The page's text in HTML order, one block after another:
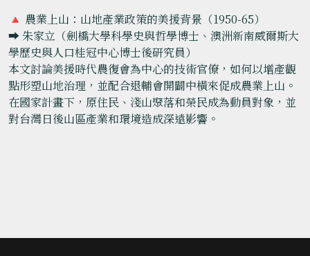
🔺 農業上山：山地產業政策的美援背景（1950-65）
➡️ 朱家立（劍橋大學科學史與哲學博士、澳洲新南威爾斯大
學歷史與人口桂冠中心博士後研究員）
本文討論美援時代農復會為中心的技術官僚，如何以增產觀
點形塑山地治理，並配合退輔會開闢中橫來促成農業上山。
在國家計畫下，原住民、淺山聚落和榮民成為動員對象，並
對台灣日後山區產業和環境造成深遠影響。